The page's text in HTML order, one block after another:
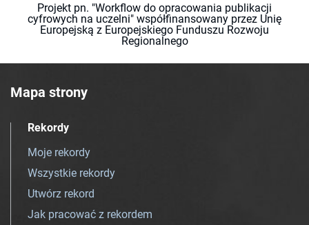
Projekt pn. "Workflow do opracowania publikacji
cyfrowych na uczelni" współfinansowany przez Unię
Europejską z Europejskiego Funduszu Rozwoju
Regionalnego
Mapa strony
Rekordy
Moje rekordy
Wszystkie rekordy
Utwórz rekord
Jak pracować z rekordem